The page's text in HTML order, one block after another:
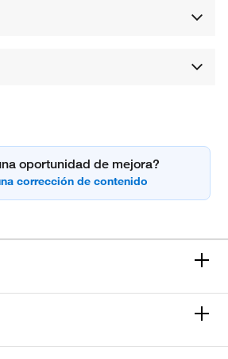
oportunidad de mejora?